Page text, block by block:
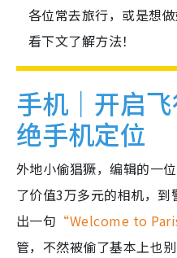
各位常去旅行，或是想
看下文了解方法！
手机｜开启
绝手机定位
外地小偷猖獗，编辑的一
了价值3万多元的相机，
出一句 “Welcome to
管，不然被偷了基本上也